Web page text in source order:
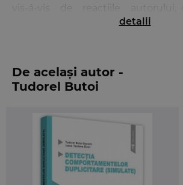
permanent cu datele
suport audio-video sau alte date
detectivi-investigatori, politisti,
legisti etc. Pentru psihologul
de continui provocari dar mai
atitudinea sa exigent
decantarilor profesioniste va
expectative ale
amplificarea riscului demascarii
detalii
De același autor -
Tudorel Butoi